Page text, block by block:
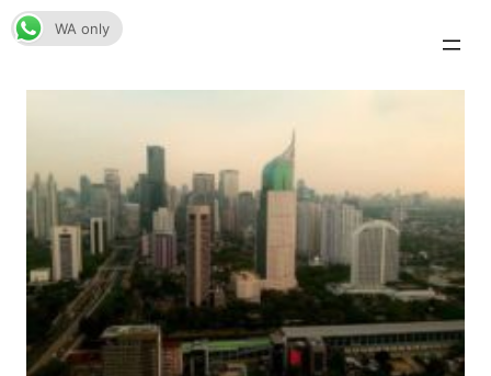
Skip
to
WA only